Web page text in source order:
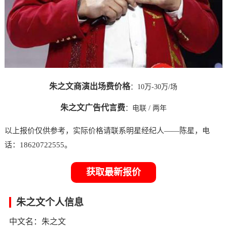
朱之文商演出场费价格：10万-30万/场
朱之文广告代言费： 电联/ 两年
以上报价仅供参考，实际价格请联系明星经纪人——陈星，电
话：18620722555。
获取最新报价
朱之文个人信息
中文名：朱之文